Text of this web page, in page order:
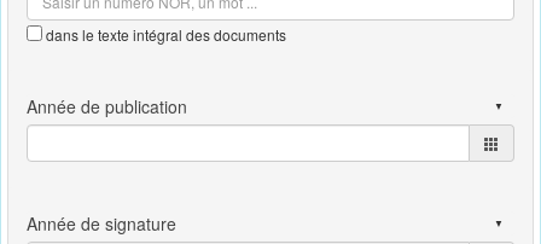
dans le texte intégral des documents